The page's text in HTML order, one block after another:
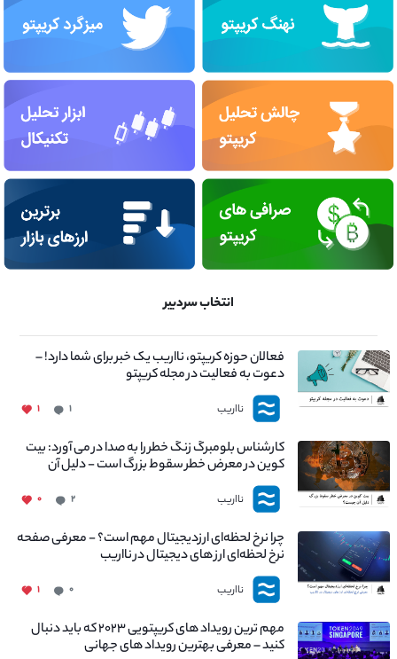
انتخاب سردبیر
فعالان حوزه کریپتو، نااریب یک خبر برای شما دارد! –
دعوت به فعالیت در مجله کریپتو
نااریب ۱ ۱
کارشناس بلومبرگ زنگ خطر را به صدا در می آورد: بیت
کوین در معرض خطر سقوط بزرگ است - دلیل آن
چیست؟
نااریب ۲ ۰
چرا نرخ لحظه‌ای ارزدیجیتال مهم است؟ - معرفی صفحه
نرخ لحظه‌ای ارز های دیجیتال در نااریب
نااریب ۰ ۱
مهم ترین رویداد های کریپتویی ۲۰۲۳ که باید دنبال
کنید – معرفی بهترین رویداد های جهانی